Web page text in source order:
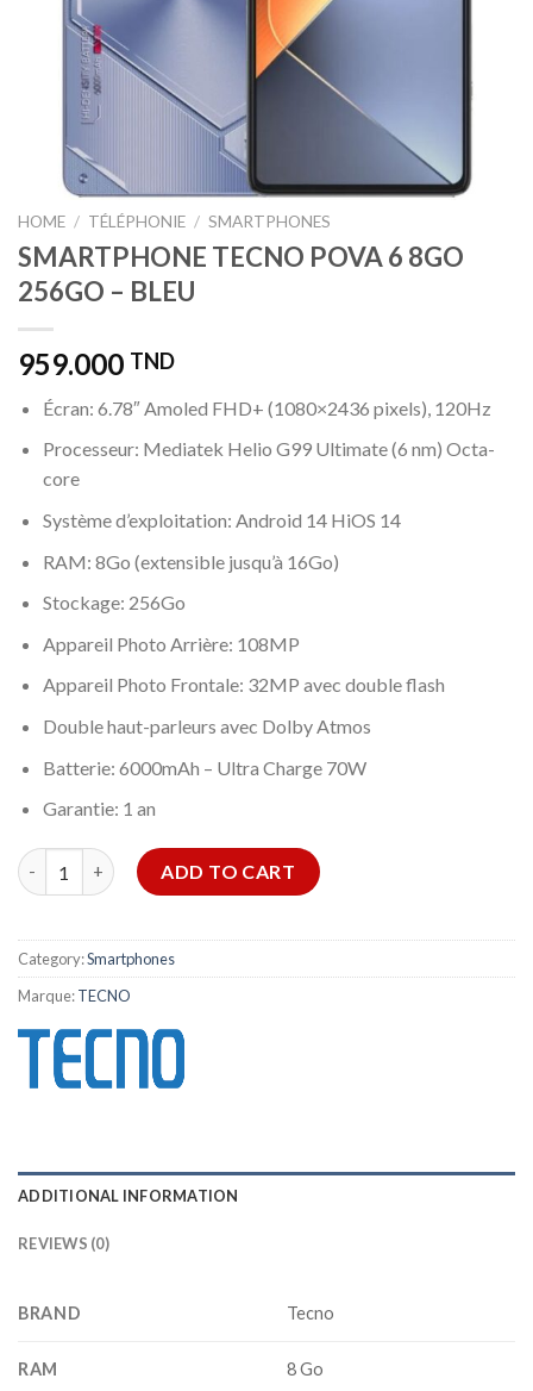
HOME / TÉLÉPHONIE / SMARTPHONES
SMARTPHONE TECNO POVA 6 8GO
256GO – BLEU
959.000 TND
Écran: 6.78″ Amoled FHD+ (1080×2436 pixels), 120Hz
Processeur: Mediatek Helio G99 Ultimate (6 nm) Octa-
core
Système d’exploitation: Android 14 HiOS 14
RAM: 8Go (extensible jusqu’à 16Go)
Stockage: 256Go
Appareil Photo Arrière: 108MP
Appareil Photo Frontale: 32MP avec double flash
Double haut-parleurs avec Dolby Atmos
Batterie: 6000mAh – Ultra Charge 70W
Garantie: 1 an
SMARTPHONE TECNO POVA 6 8GO 256GO - BLEU quantity
ADD TO CART
Category:Smartphones
Marque:TECNO
ADDITIONAL INFORMATION
REVIEWS (0)
BRAND Tecno
RAM 8 Go